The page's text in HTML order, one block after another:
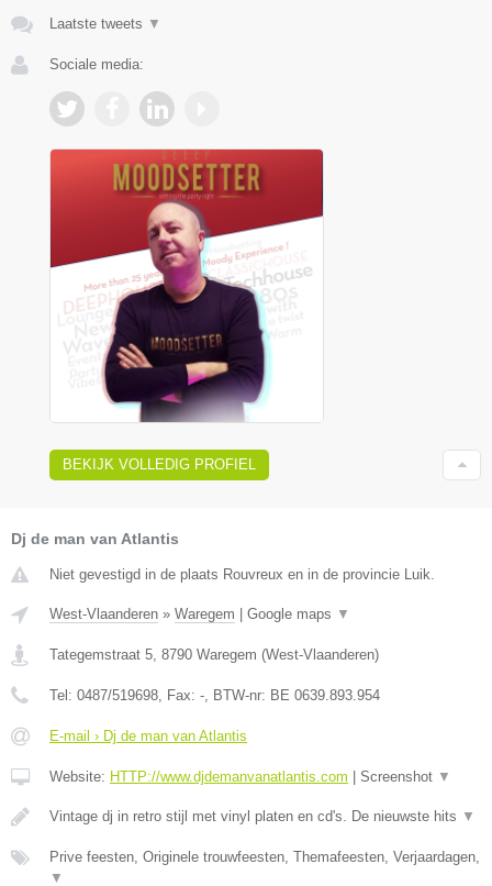
Laatste tweets ▼
Sociale media:
BEKIJK VOLLEDIG PROFIEL
Dj de man van Atlantis
Niet gevestigd in de plaats Rouvreux en in de provincie Luik.
West-Vlaanderen » Waregem Google maps ▼
Tategemstraat 5, 8790 Waregem (West-Vlaanderen)
Tel: 0487/519698, Fax: -, BTW-nr: BE 0639.893.954
E-mail › Dj de man van Atlantis
Website: HTTP://www.djdemanvanatlantis.com Screenshot ▼
Vintage dj in retro stijl met vinyl platen en cd's. De nieuwste hits ▼
Prive feesten, Originele trouwfeesten, Themafeesten, Verjaardagen,
▼